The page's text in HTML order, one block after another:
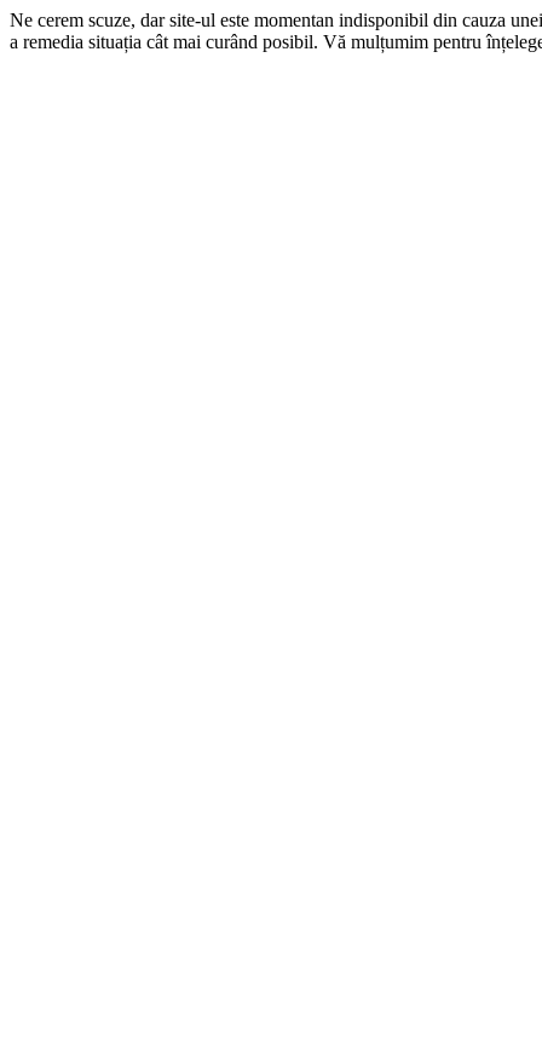
Ne cerem scuze, dar site-ul este momentan indisponibil din cauza
a remedia situația cât mai curând posibil. Vă mulțumim pentru